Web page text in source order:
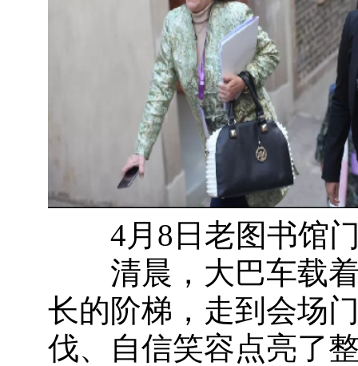
4月8日老图书馆
清晨，大巴车载着
长的阶梯，走到会场
伐、自信笑容点亮了